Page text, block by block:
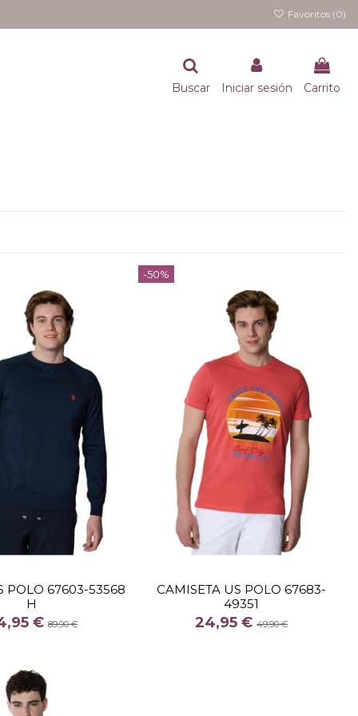
Favoritos (0)
Buscar Iniciar sesión Carrito
POLO 67603-53568
H
€89,90 €
TALLA
COLOR
GRIS
-50%
CAMISETA US POLO 67683-
49351
24,95 €49,90 €
TALLA
COLOR
CORAL